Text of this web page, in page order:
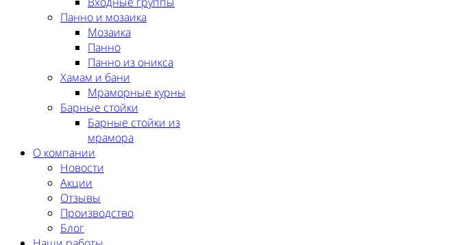
Панно и мозаика
Мозаика
Панно
Панно из оникса
Хамам и бани
Мраморные курны
Барные стойки
Барные стойки из
мрамора
О компании
Новости
Акции
Отзывы
Производство
Блог